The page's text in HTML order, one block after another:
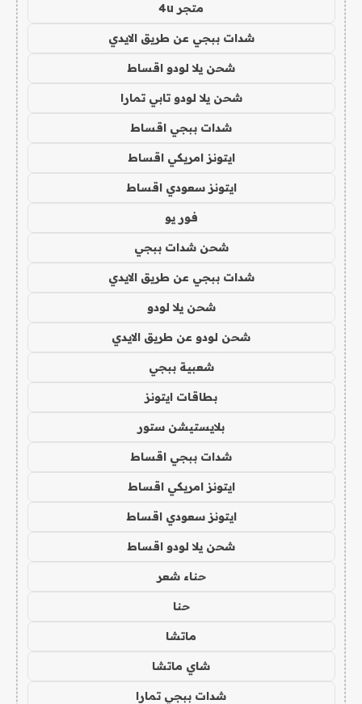
متجر 4u
شدات ببجي عن طريق الايدي
شحن يلا لودو اقساط
شحن يلا لودو تابي تمارا
شدات ببجي اقساط
ايتونز امريكي اقساط
ايتونز سعودي اقساط
فور يو
شحن شدات ببجي
شدات ببجي عن طريق الايدي
شحن يلا لودو
شحن لودو عن طريق الايدي
شعبية ببجي
بطاقات ايتونز
بلايستيشن ستور
شدات ببجي اقساط
ايتونز امريكي اقساط
ايتونز سعودي اقساط
شحن يلا لودو اقساط
حناء شعر
حنا
ماتشا
شاي ماتشا
شدات ببجي تمارا